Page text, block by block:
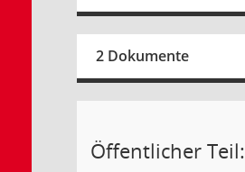
2 Dokumente
Öffentlicher Teil: